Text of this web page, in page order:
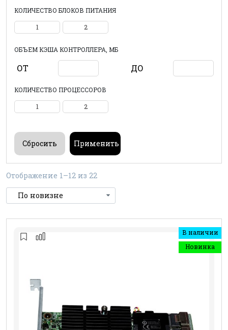
КОЛИЧЕСТВО БЛОКОВ ПИТАНИЯ
1 2
ОБЪЕМ КЭША КОНТРОЛЛЕРА, МБ
ОТ ДО
КОЛИЧЕСТВО ПРОЦЕССОРОВ
1 2
Отображение 1–12 из 22
В наличии
Новинка